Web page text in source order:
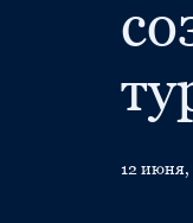
12 июня,